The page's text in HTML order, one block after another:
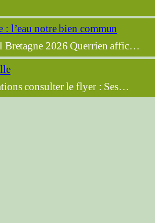
: l’eau notre bien commun
Bretagne 2026 Querrien affic…
consulter le flyer : Ses…